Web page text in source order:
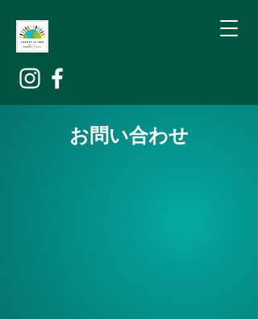
お問い合わせ